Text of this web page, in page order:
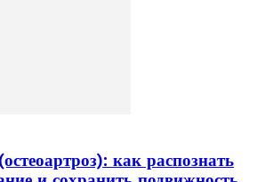
как распознать